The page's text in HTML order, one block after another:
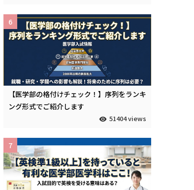
【医学部の格付けチェック！】序列をランキ
ング形式でご紹介します
51404 views
6
7